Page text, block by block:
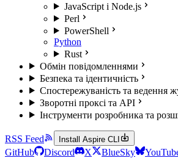
JavaScript і Node.js
Perl
PowerShell
Python
Rust
Обмін повідомленнями
Безпека та ідентичність
Спостережуваність та ведення
Зворотні проксі та API
Інструменти розробника та
RSS Feed Install Aspire CLI
GitHub Discord X BlueSky